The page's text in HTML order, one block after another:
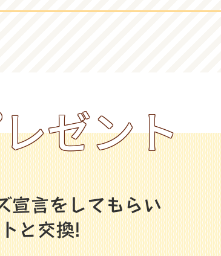
ゼント
宣言をしてもらい
と交換!